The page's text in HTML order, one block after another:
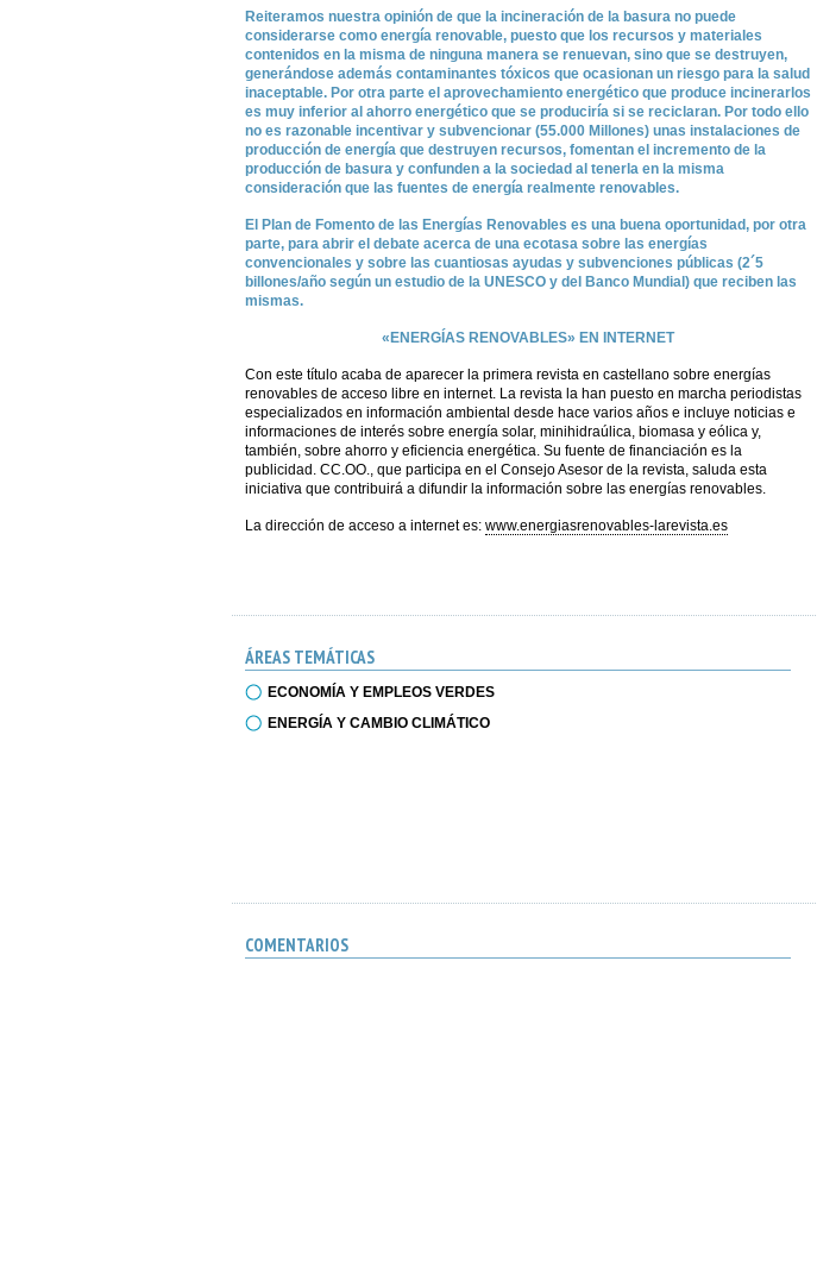
Reiteramos nuestra opinión de que la incineración de la basura no puede
considerarse como energía renovable, puesto que los recursos y materiales
contenidos en la misma de ninguna manera se renuevan, sino que se destruyen,
generándose además contaminantes tóxicos que ocasionan un riesgo para la salud
inaceptable. Por otra parte el aprovechamiento energético que produce incinerarlos
es muy inferior al ahorro energético que se produciría si se reciclaran. Por todo ello
no es razonable incentivar y subvencionar (55.000 Millones) unas instalaciones de
producción de energía que destruyen recursos, fomentan el incremento de la
producción de basura y confunden a la sociedad al tenerla en la misma
consideración que las fuentes de energía realmente renovables.
El Plan de Fomento de las Energías Renovables es una buena oportunidad, por otra
parte, para abrir el debate acerca de una ecotasa sobre las energías
convencionales y sobre las cuantiosas ayudas y subvenciones públicas (2´5
billones/año según un estudio de la UNESCO y del Banco Mundial) que reciben las
mismas.
«ENERGÍAS RENOVABLES» EN INTERNET
Con este título acaba de aparecer la primera revista en castellano sobre energías
renovables de acceso libre en internet. La revista la han puesto en marcha periodistas
especializados en información ambiental desde hace varios años e incluye noticias e
informaciones de interés sobre energía solar, minihidraúlica, biomasa y eólica y,
también, sobre ahorro y eficiencia energética. Su fuente de financiación es la
publicidad. CC.OO., que participa en el Consejo Asesor de la revista, saluda esta
iniciativa que contribuirá a difundir la información sobre las energías renovables.
La dirección de acceso a internet es: www.energiasrenovables-larevista.es
ÁREAS TEMÁTICAS
ECONOMÍA Y EMPLEOS VERDES
ENERGÍA Y CAMBIO CLIMÁTICO
COMENTARIOS